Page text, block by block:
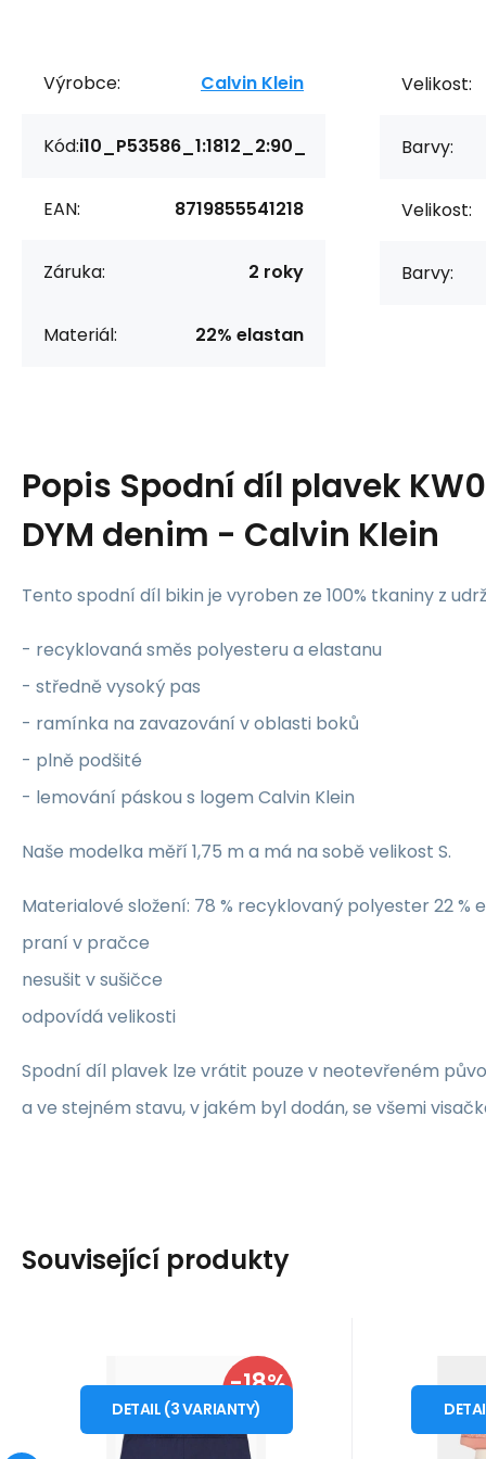
Výrobce: Calvin Klein
Kód:i10_P53586_1:1812_2:90_
EAN: 8719855541218
Záruka: 2 roky
Materiál: 22% elastan
Velikost:
Barvy:
Velikost:
Barvy:
Popis Spodní díl plavek
DYM denim - Calvin Klein
Tento spodní díl bikin je vyroben ze 100% tkaniny z
- recyklovaná směs polyesteru a elastanu
- středně vysoký pas
- ramínka na zavazování v oblasti boků
- plně podšité
- lemování páskou s logem Calvin Klein
Naše modelka měří 1,75 m a má na sobě velikost S.
Materialové složení: 78 % recyklovaný polyester 22 %
praní v pračce
nesušit v sušičce
odpovídá velikosti
Spodní díl plavek lze vrátit pouze v neotevřeném
a ve stejném stavu, v jakém byl dodán, se všemi
Související produkty
-18%
SLEVA
Pánské plavky 211725
4R401 06935 tm.
modré - Emporio
i10_P69551
1210004664217
Záruka2 roky
od1 399Kč1 699 Kč
Skladem - expedice ihned
50
54
56
DETAIL (3VARIANTY)
Pánské plavky od značky
Armani - střih boxerek - z
od1
Tommy